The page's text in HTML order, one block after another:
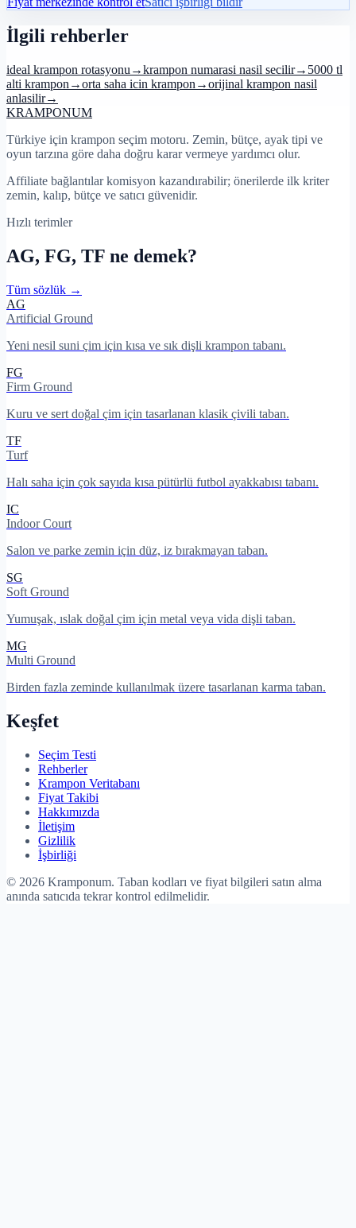
İlgili rehberler
ideal krampon rotasyonu →krampon numarasi nasil secilir→ 5000 tl
alti krampon →orta saha icin krampon →orijinal krampon nasil
anlasilir→
KRAMPONUM
Türkiye için krampon seçim motoru. Zemin, bütçe, ayak tipi ve
oyun tarzına göre daha doğru karar vermeye yardımcı olur.
Affiliate bağlantılar komisyon kazandırabilir; önerilerde ilk kriter
zemin, kalıp, bütçe ve satıcı güvenidir.
Hızlı terimler
AG, FG, TF ne demek?
Tüm sözlük →
AG
Artificial Ground
Yeni nesil suni çim için kısa ve sık dişli krampon tabanı.
FG
Firm Ground
Kuru ve sert doğal çim için tasarlanan klasik çivili taban.
TF
Turf
Halı saha için çok sayıda kısa pütürlü futbol ayakkabısı tabanı.
IC
Indoor Court
Salon ve parke zemin için düz, iz bırakmayan taban.
SG
Soft Ground
Yumuşak, ıslak doğal çim için metal veya vida dişli taban.
MG
Multi Ground
Birden fazla zeminde kullanılmak üzere tasarlanan karma taban.
Keşfet
Seçim Testi
Rehberler
Krampon Veritabanı
Fiyat Takibi
Hakkımızda
İletişim
Gizlilik
İşbirliği
© 2026 Kramponum. Taban kodları ve fiyat bilgileri satın alma
anında satıcıda tekrar kontrol edilmelidir.